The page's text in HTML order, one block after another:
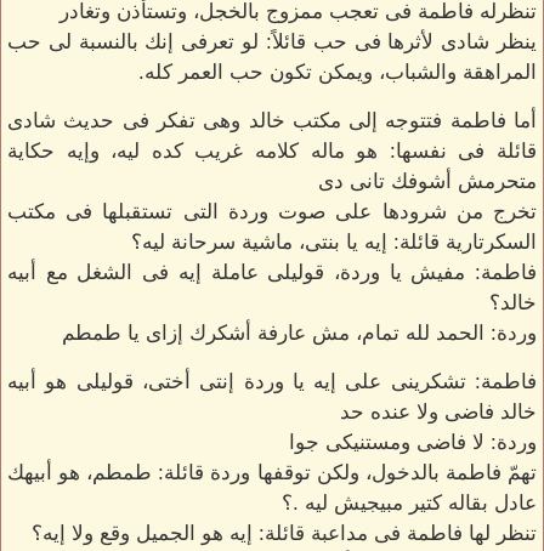
تنظرله فاطمة فى تعجب ممزوج بالخجل، وتستأذن وتغادر
ينظر شادى لأثرها فى حب قائلاً: لو تعرفى إنك بالنسبة لى حب
المراهقة والشباب، ويمكن تكون حب العمر كله.
أما فاطمة فتتوجه إلى مكتب خالد وهى تفكر فى حديث شادى
قائلة فى نفسها: هو ماله كلامه غريب كده ليه، وإيه حكاية
متحرمش أشوفك تانى دى
تخرج من شرودها على صوت وردة التى تستقبلها فى مكتب
السكرتارية قائلة: إيه يا بنتى، ماشية سرحانة ليه؟
فاطمة: مفيش يا وردة، قوليلى عاملة إيه فى الشغل مع أبيه
خالد؟
وردة: الحمد لله تمام، مش عارفة أشكرك إزاى يا طمطم
فاطمة: تشكرينى على إيه يا وردة إنتى أختى، قوليلى هو أبيه
خالد فاضى ولا عنده حد
وردة: لا فاضى ومستنيكى جوا
تهمّ فاطمة بالدخول، ولكن توقفها وردة قائلة: طمطم، هو أبيهك
عادل بقاله كتير مبيجيش ليه .؟
تنظر لها فاطمة فى مداعبة قائلة: إيه هو الجميل وقع ولا إيه؟